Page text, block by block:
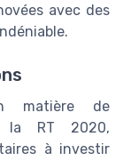
avec des
matière de
la RT 2020,
à investir